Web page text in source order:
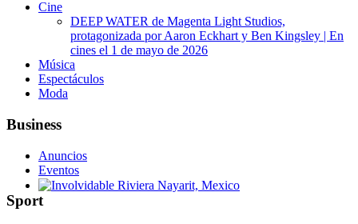
Involvidable Riviera Nayarit, Mexico
Cine
DEEP WATER de Magenta Light Studios,
protagonizada por Aaron Eckhart y Ben Kingsley | En
cines el 1 de mayo de 2026
Música
Espectáculos
Moda
Business
Anuncios
Eventos
Sport